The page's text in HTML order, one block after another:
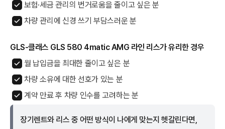
보험·세금 관리의 번거로움을 줄이고 싶은 분
차량 관리에 신경 쓰기 부담스러운 분
GLS-클래스 GLS 580 4matic AMG 라인 리스가 유리한 경우
월 납입금을 최대한 줄이고 싶은 분
차량 소유에 대한 선호가 있는 분
계약 만료 후 차량 인수를 고려하는 분
장기렌트와 리스 중 어떤 방식이 나에게 맞는지 헷갈린다면,